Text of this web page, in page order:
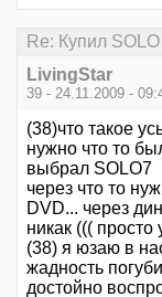
Re: Купил SOLO
LivingStar
39 - 24.11.2009 -
(38)что такое
нужно что то
выбрал SOLO7
через что то
DVD... через
никак ((( просто
(38) я юзаю в
жадность
достойно